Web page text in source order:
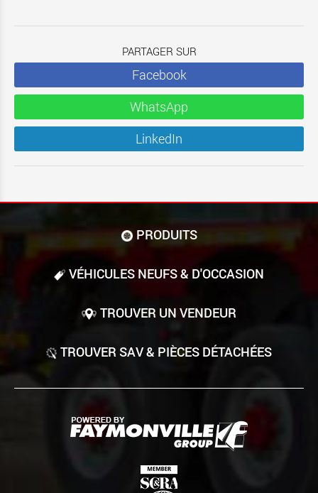
PARTAGER SUR
Facebook
WhatsApp
LinkedIn
PRODUITS
VÉHICULES NEUFS & D'OCCASION
TROUVER UN VENDEUR
TROUVER SAV & PIÈCES DÉTACHÉES